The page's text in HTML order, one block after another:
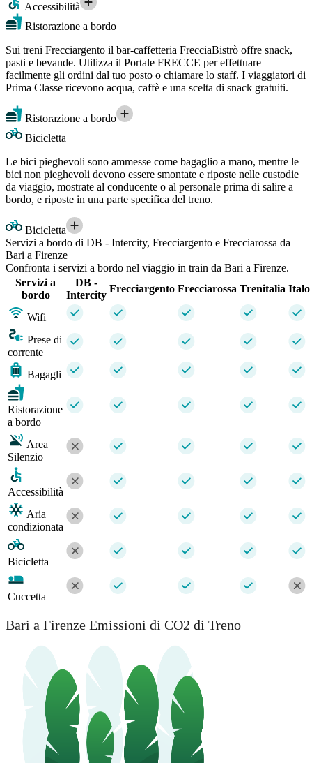
Accessibilità
Ristorazione a bordo
Sui treni Frecciargento il bar-caffetteria FrecciaBistrò offre snack,
pasti e bevande. Utilizza il Portale FRECCE per effettuare
facilmente gli ordini dal tuo posto o chiamare lo staff. I viaggiatori di
Prima Classe ricevono acqua, caffè e una scelta di snack gratuiti.
Ristorazione a bordo
Bicicletta
Le bici pieghevoli sono ammesse come bagaglio a mano, mentre le
bici non pieghevoli devono essere smontate e riposte nelle custodie
da viaggio, mostrate al conducente o al personale prima di salire a
bordo, e riposte in una parte specifica del treno.
Bicicletta
Servizi a bordo di DB - Intercity, Frecciargento e Frecciarossa da
Bari a Firenze
Confronta i servizi a bordo nel viaggio in train da Bari a Firenze.
Servizi a
bordo
DB -
Intercity
Frecciargento Frecciarossa Trenitalia Italo
Wifi
Prese di
corrente
Bagagli
Ristorazione
a bordo
Area
Silenzio
Accessibilità
Aria
condizionata
Bicicletta
Cuccetta
Bari a Firenze Emissioni di CO2 di Treno